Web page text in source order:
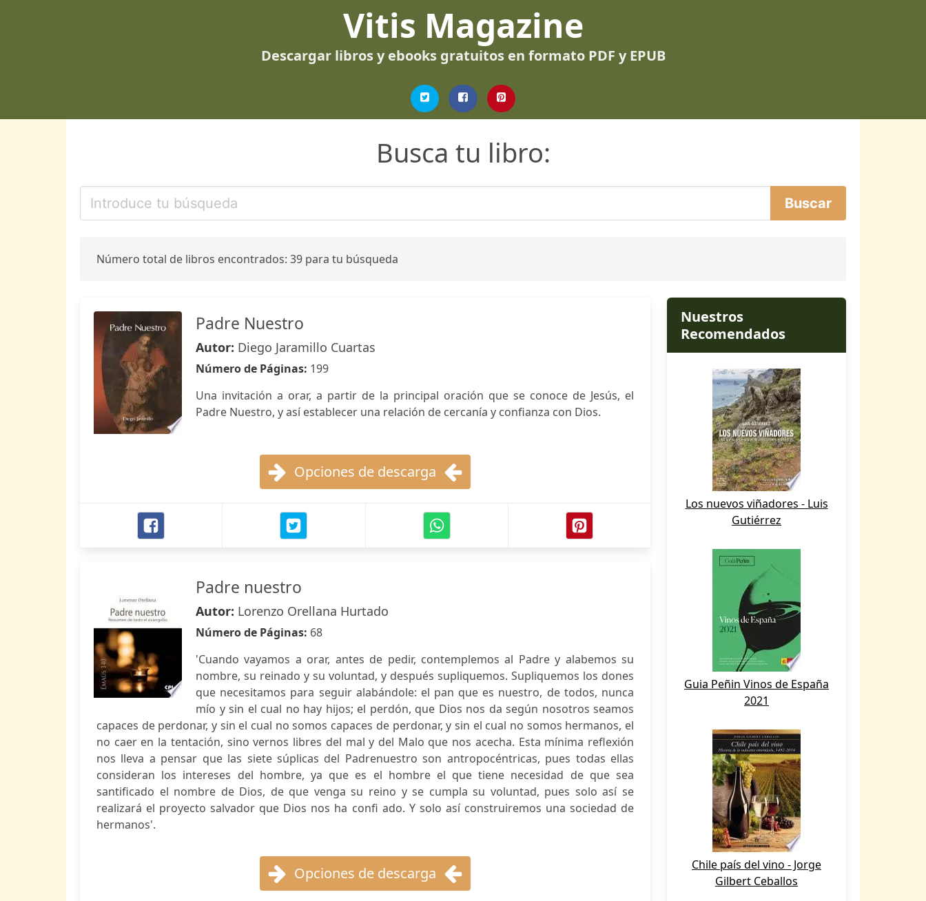
Vitis Magazine
Descargar libros y ebooks gratuitos en formato PDF y EPUB
Busca tu libro:
Número total de libros encontrados: 39 para tu búsqueda
Padre Nuestro
Autor: Diego Jaramillo Cuartas
Número de Páginas: 199
Una invitación a orar, a partir de la principal oración que se conoce de Jesús, el
Padre Nuestro, y así establecer una relación de cercanía y confianza con Dios.
Opciones de descarga
Padre nuestro
Autor: Lorenzo Orellana Hurtado
Número de Páginas: 68
'Cuando vayamos a orar, antes de pedir, contemplemos al Padre y alabemos su
nombre, su reinado y su voluntad, y después supliquemos. Supliquemos los dones
que necesitamos para seguir alabándole: el pan que es nuestro, de todos, nunca
mío y sin el cual no hay hijos; el perdón, que Dios nos da según nosotros seamos
capaces de perdonar, y sin el cual no somos capaces de perdonar, y sin el cual no somos hermanos, el
no caer en la tentación, sino vernos libres del mal y del Malo que nos acecha. Esta mínima reflexión
nos lleva a pensar que las siete súplicas del Padrenuestro son antropocéntricas, pues todas ellas
consideran los intereses del hombre, ya que es el hombre el que tiene necesidad de que sea
santificado el nombre de Dios, de que venga su reino y se cumpla su voluntad, pues solo así se
realizará el proyecto salvador que Dios nos ha confi ado. Y solo así construiremos una sociedad de
hermanos'.
Opciones de descarga
Nuestros
Recomendados
Los nuevos viñadores - Luis
Gutiérrez
Guia Peñin Vinos de España
2021
Chile país del vino - Jorge
Gilbert Ceballos